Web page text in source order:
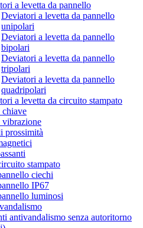
a levetta da pannello
Deviatori a levetta da pannello
unipolari
Deviatori a levetta da pannello
bipolari
Deviatori a levetta da pannello
tripolari
Deviatori a levetta da pannello
quadripolari
a levetta da circuito stampato
chiave
prossimità
stampato
ciechi
IP67
luminosi
antivandalismo senza autoritorno